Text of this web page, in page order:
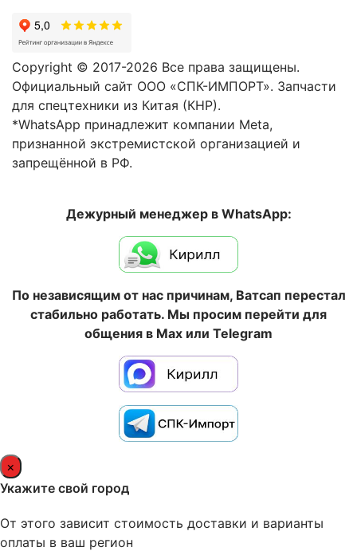
Copyright © 2017-2026 Все права защищены.
Официальный сайт ООО «СПК-ИМПОРТ». Запчасти
для спецтехники из Китая (КНР).
*WhatsApp принадлежит компании Meta,
признанной экстремистской организацией и
запрещённой в РФ.
Дежурный менеджер в WhatsApp:
По независящим от нас причинам, Ватсап перестал
стабильно работать. Мы просим перейти для
общения в Max или Telegram
×
Укажите свой город
От этого зависит стоимость доставки и варианты
оплаты в ваш регион